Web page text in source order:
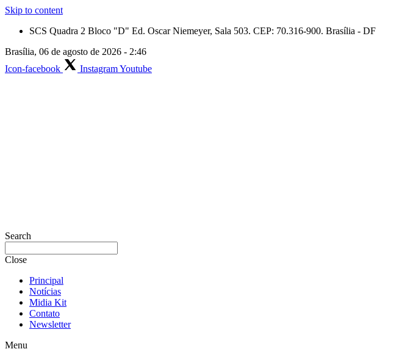
Skip to content
SCS Quadra 2 Bloco "D" Ed. Oscar Niemeyer, Sala 503. CEP: 70.316-900. Brasília - DF
Brasília, 06 de agosto de 2026 - 2:46
Icon-facebook
InstagramYoutube
Search
Close
Principal
Notícias
Midia Kit
Contato
Newsletter
Menu